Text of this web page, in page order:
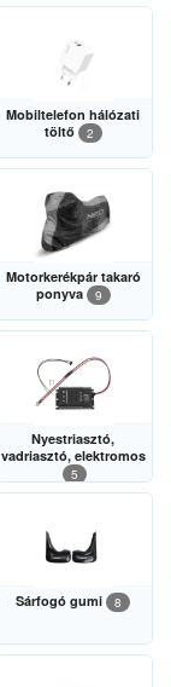
Mobiltelefon hálózati
töltő
2
Motorkerékpár takaró
ponyva
9
Nyestriasztó,
vadriasztó, elektromos
5
Sárfogó gumi 8